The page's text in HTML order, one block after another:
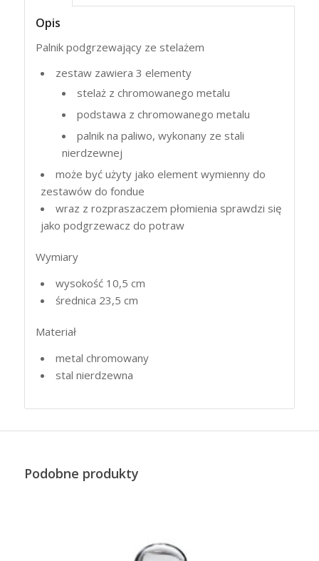
Opis
Palnik podgrzewający ze stelażem
zestaw zawiera 3 elementy
stelaż z chromowanego metalu
podstawa z chromowanego metalu
palnik na paliwo, wykonany ze stali
nierdzewnej
może być użyty jako element wymienny do
zestawów do fondue
wraz z rozpraszaczem płomienia sprawdzi się
jako podgrzewacz do potraw
Wymiary
wysokość 10,5 cm
średnica 23,5 cm
Materiał
metal chromowany
stal nierdzewna
Podobne produkty